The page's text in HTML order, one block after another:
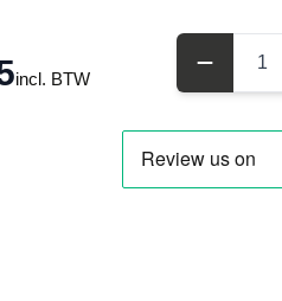
incl. BTW